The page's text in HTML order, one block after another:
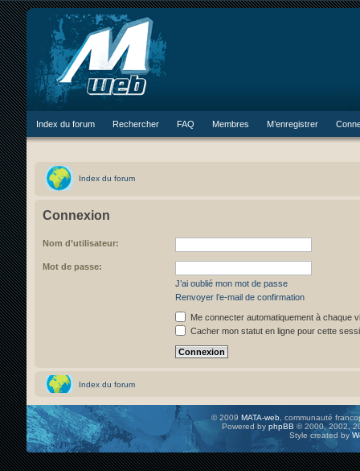
Index du forum Rechercher FAQ Membres M’enregistrer
Index du forum
Connexion
Nom d’utilisateur:
Mot de passe:
J’ai oublié mon mot de passe
Renvoyer l’e-mail de confirmation
Me connecter automatiquement à chaque
Cacher mon statut en ligne pour cette
Index du forum
© 2009 MATA-web , communauté
Powered by phpBB © 2000, 2002,
Style created by